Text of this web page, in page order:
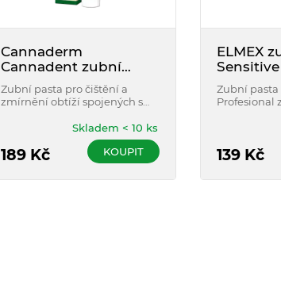
Cannaderm
Cannadent zubní
pasta 75g
Zubní pasta pro čištění a
zmírnění obtíží spojených s
výskytem paradontózy,
krvácivostí dásní nebo
výskytem aft či otlaků.
189Kč
Skladem < 10 ks
KOUPIT
ELMEX
75 ml
Zubní pasta
Profesional
dentinové
unikátní
Argin™.
139Kč